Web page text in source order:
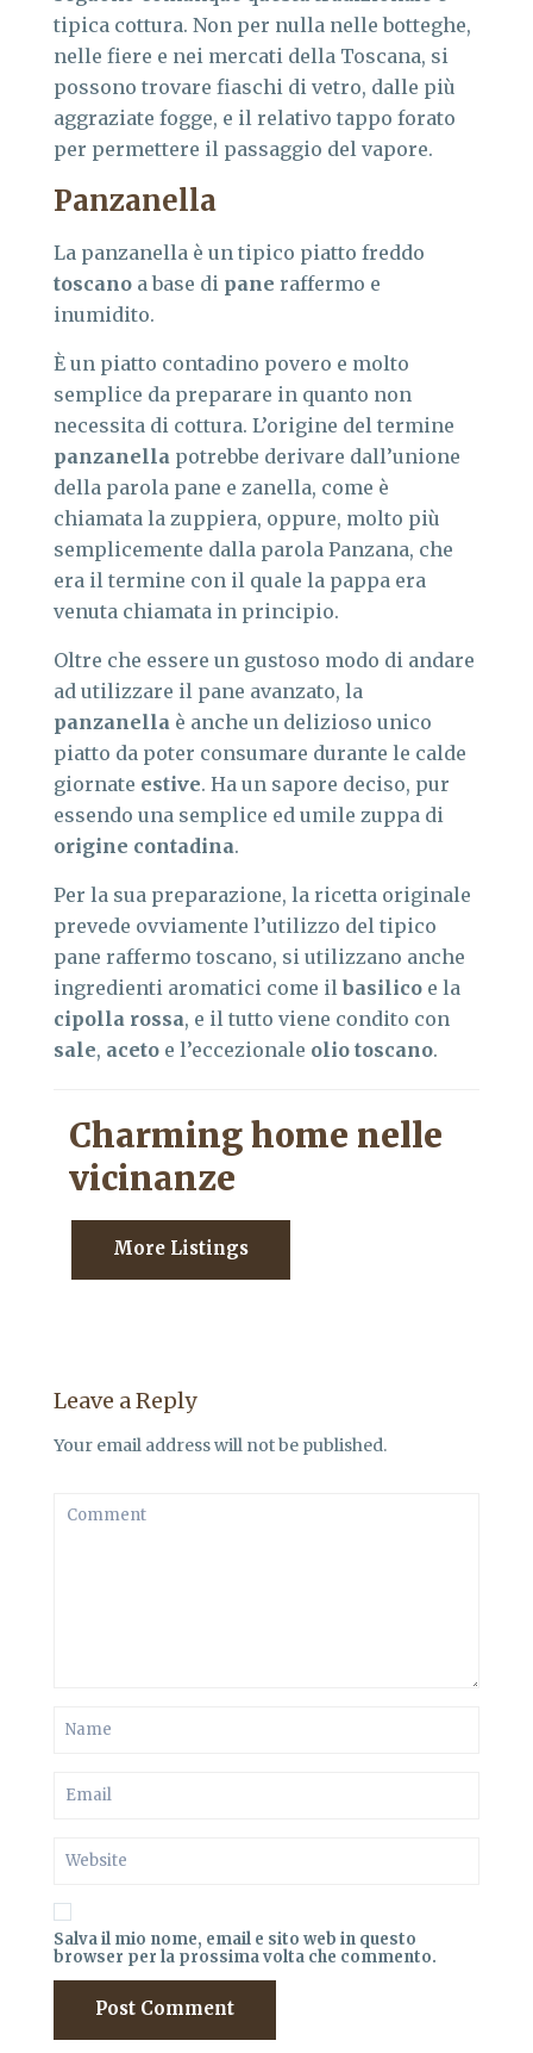
tipica cottura. Non per nulla nelle botteghe,
nelle fiere e nei mercati della Toscana, si
possono trovare fiaschi di vetro, dalle più
aggraziate fogge, e il relativo tappo forato
per permettere il passaggio del vapore.
Panzanella
La panzanella è un tipico piatto freddo
toscano a base di pane raffermo e
inumidito.
È un piatto contadino povero e molto
semplice da preparare in quanto non
necessita di cottura. L’origine del termine
panzanella potrebbe derivare dall’unione
della parola pane e zanella, come è
chiamata la zuppiera, oppure, molto più
semplicemente dalla parola Panzana, che
era il termine con il quale la pappa era
venuta chiamata in principio.
Oltre che essere un gustoso modo di andare
ad utilizzare il pane avanzato, la
panzanella è anche un delizioso unico
piatto da poter consumare durante le calde
giornate estive. Ha un sapore deciso, pur
essendo una semplice ed umile zuppa di
origine contadina.
Per la sua preparazione, la ricetta originale
prevede ovviamente l’utilizzo del tipico
pane raffermo toscano, si utilizzano anche
ingredienti aromatici come il basilico e la
cipolla rossa, e il tutto viene condito con
sale, aceto e l’eccezionale olio toscano.
Charming home nelle
vicinanze
More Listings
Leave a Reply
Your email address will not be published.
Salva il mio nome, email e sito web in questo
browser per la prossima volta che commento.